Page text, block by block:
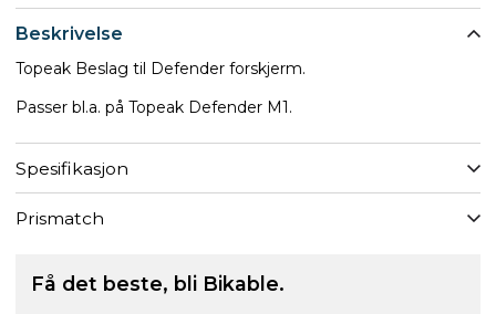
Beskrivelse
Topeak Beslag til Defender forskjerm.
Passer bl.a. på Topeak Defender M1.
Spesifikasjon
Prismatch
Få det beste, bli Bikable.